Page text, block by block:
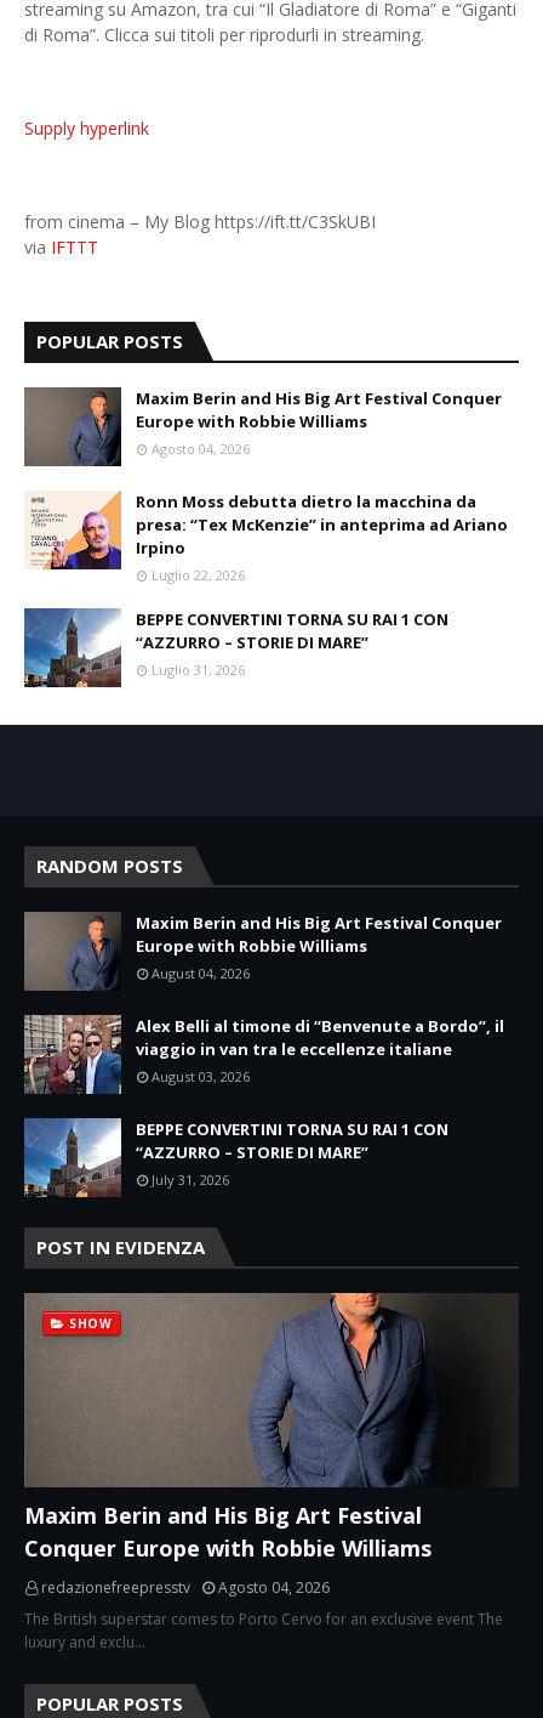
streaming su Amazon, tra cui “Il Gladiatore di Roma” e “Giganti
di Roma”. Clicca sui titoli per riprodurli in streaming.
Supply hyperlink
from cinema – My Blog https://ift.tt/C3SkUBI
via IFTTT
POPULAR POSTS
Maxim Berin and His Big Art Festival Conquer
Europe with Robbie Williams
Agosto 04, 2026
Ronn Moss debutta dietro la macchina da
presa: “Tex McKenzie” in anteprima ad Ariano
Irpino
Luglio 22, 2026
BEPPE CONVERTINI TORNA SU RAI 1 CON
“AZZURRO – STORIE DI MARE”
Luglio 31, 2026
RANDOM POSTS
Maxim Berin and His Big Art Festival Conquer
Europe with Robbie Williams
August 04, 2026
Alex Belli al timone di “Benvenute a Bordo”, il
viaggio in van tra le eccellenze italiane
August 03, 2026
BEPPE CONVERTINI TORNA SU RAI 1 CON
“AZZURRO – STORIE DI MARE”
July 31, 2026
POST IN EVIDENZA
SHOW
Maxim Berin and His Big Art Festival
Conquer Europe with Robbie Williams
redazionefreepresstv
Agosto 04, 2026
The British superstar comes to Porto Cervo for an exclusive event The
luxury and exclu…
POPULAR POSTS